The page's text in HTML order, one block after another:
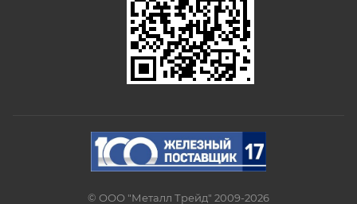
© ООО "Металл Трейд" 2009-2026